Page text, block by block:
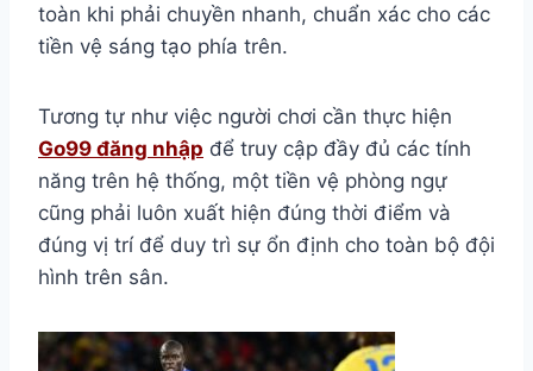
toàn khi phải chuyền nhanh, chuẩn xác cho các
tiền vệ sáng tạo phía trên.
Tương tự như việc người chơi cần thực hiện
Go99 đăng nhập để truy cập đầy đủ các tính
năng trên hệ thống, một tiền vệ phòng ngự
cũng phải luôn xuất hiện đúng thời điểm và
đúng vị trí để duy trì sự ổn định cho toàn bộ đội
hình trên sân.